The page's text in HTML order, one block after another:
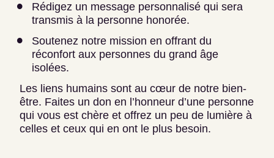
Rédigez un message personnalisé qui sera
transmis à la personne honorée.
Soutenez notre mission en offrant du
réconfort aux personnes du grand âge
isolées.
Les liens humains sont au cœur de notre bien-
être. Faites un don en l’honneur d’une personne
qui vous est chère et offrez un peu de lumière à
celles et ceux qui en ont le plus besoin.